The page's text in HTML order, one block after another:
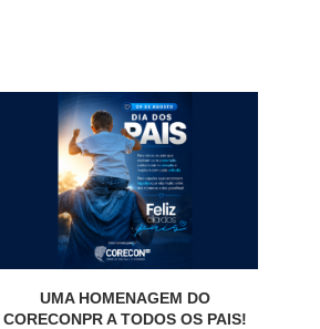
UMA HOMENAGEM DO
CORECONPR A TODOS OS PAIS!